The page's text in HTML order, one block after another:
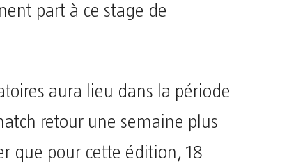
part à ce stage de
aura lieu dans la période
retour une semaine plus
que pour cette édition, 18